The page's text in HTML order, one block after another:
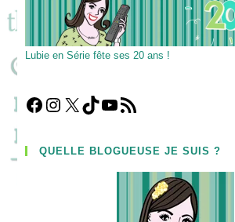
Lubie en Série fête ses 20 ans !
Facebook
Instagram
X TikTokYouTube
Flux RSS
QUELLE BLOGUEUSE JE SUIS ?